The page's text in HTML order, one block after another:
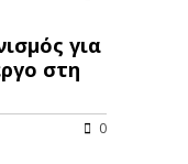
για
στη
0